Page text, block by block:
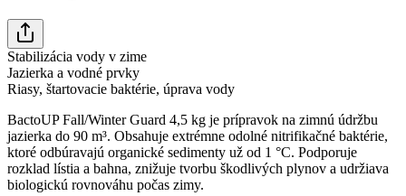
Stabilizácia vody v zime
Jazierka a vodné prvky
Riasy, štartovacie baktérie, úprava vody
BactoUP Fall/Winter Guard 4,5 kg je prípravok na zimnú údržbu
jazierka do 90 m³. Obsahuje extrémne odolné nitrifikačné baktérie,
ktoré odbúravajú organické sedimenty už od 1 °C. Podporuje
rozklad lístia a bahna, znižuje tvorbu škodlivých plynov a udržiava
biologickú rovnováhu počas zimy.